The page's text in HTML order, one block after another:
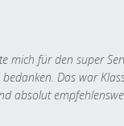
mich für den super
Das war
absolut